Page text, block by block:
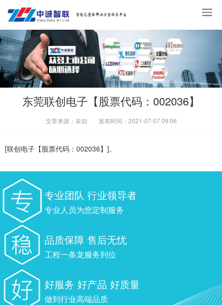
东莞联创电子【股票代码：002036】
文章来源： 未知 发布时间： 2021-07-07 09:06
[联创电子【股票代码：002036】]。
专业团队 行业领导者
专业人员为您定制服务
品质保障 售后无忧
工程一条龙服务到位
好服务 好产品 好质量
做到行业高端品质